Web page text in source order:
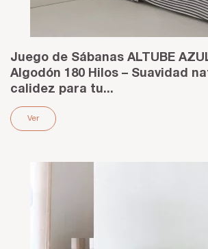
Juego de Sábanas ALTUBE
Algodón 180 Hilos – Suavidad
calidez para tu...
Ver